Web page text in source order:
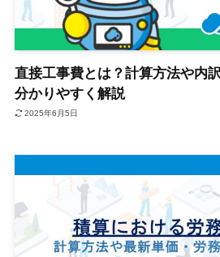
直接工事費とは？計算方法や内
分かりやすく解説
2025年6月5日